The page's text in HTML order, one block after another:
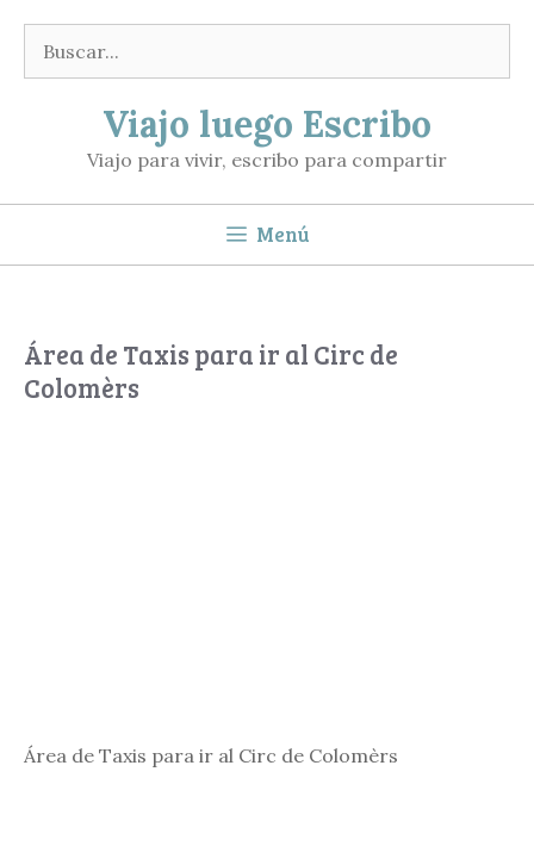
contenido
Buscar:
Viajo luego Escribo
Viajo para vivir, escribo para compartir
Menú
Área de Taxis para ir al Circ de
Colomèrs
Área de Taxis para ir al Circ de Colomèrs